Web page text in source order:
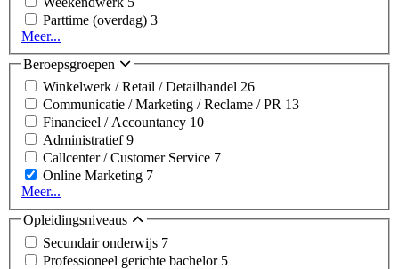
Parttime (overdag) 3
Meer...
Beroepsgroepen
Winkelwerk / Retail / Detailhandel 26
Communicatie / Marketing / Reclame / PR 13
Financieel / Accountancy 10
Administratief9
Callcenter / Customer Service 7
Online Marketing 7
Meer...
Opleidingsniveaus
Secundair onderwijs 7
Professioneel gerichte bachelor 5